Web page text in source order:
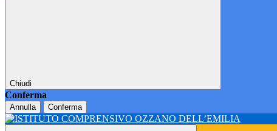
Chiudi
Conferma
Annulla Conferma